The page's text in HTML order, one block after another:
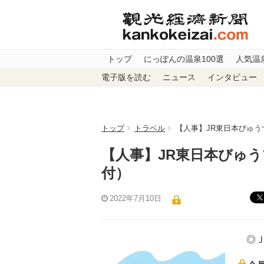
トップ にっぽんの温泉100選 人気温
電子版を読む ニュース インタビュー
トップ トラベル 【人事】JR東日本びゅ
【人事】JR東日本びゅ
付）
2022年7月10日
◎Ｊ